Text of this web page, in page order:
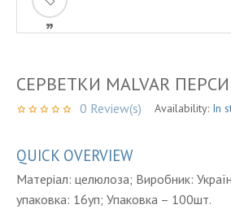
”
СЕРВЕТКИ MALVAR
0 Review(s) Availability: In
QUICK OVERVIEW
Матеріал: целюлоза; Виробник:
упаковка: 16уп; Упаковка – 100шт.